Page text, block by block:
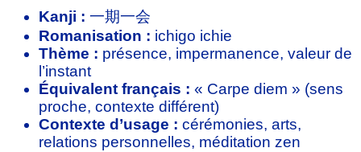
Kanji : 一期一会
Romanisation : ichigo ichie
Thème : présence, impermanence, valeur de
l’instant
Équivalent français : « Carpe diem » (sens
proche, contexte différent)
Contexte d’usage : cérémonies, arts,
relations personnelles, méditation zen